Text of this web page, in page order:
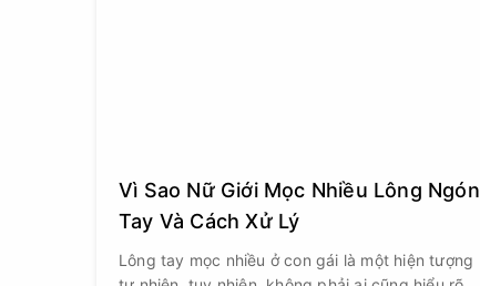
Vì Sao Nữ Giới Mọc Nhiều Lông Ngón
Tay Và Cách Xử Lý
Lông tay mọc nhiều ở con gái là một hiện tượng